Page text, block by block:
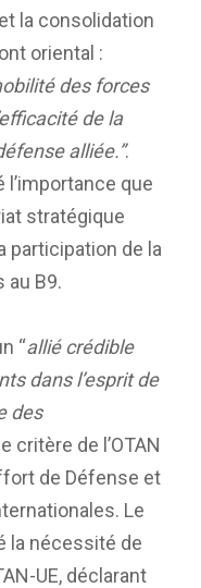
la consolidation
oriental :
des forces
de la
alliée.”.
l’importance que
stratégique
participation de la
au B9.
“allié crédible
dans l’esprit de
des
critère de l’OTAN
de Défense et
Le
la nécessité de
UE, déclarant